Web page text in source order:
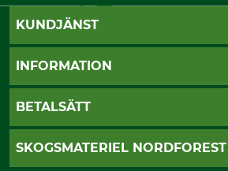
KUNDJÄNST
Öppettider
Vanliga frågor
INFORMATION
Butik Vansbro
BETALSÄTT
Klarna
SKOGSMATERIEL